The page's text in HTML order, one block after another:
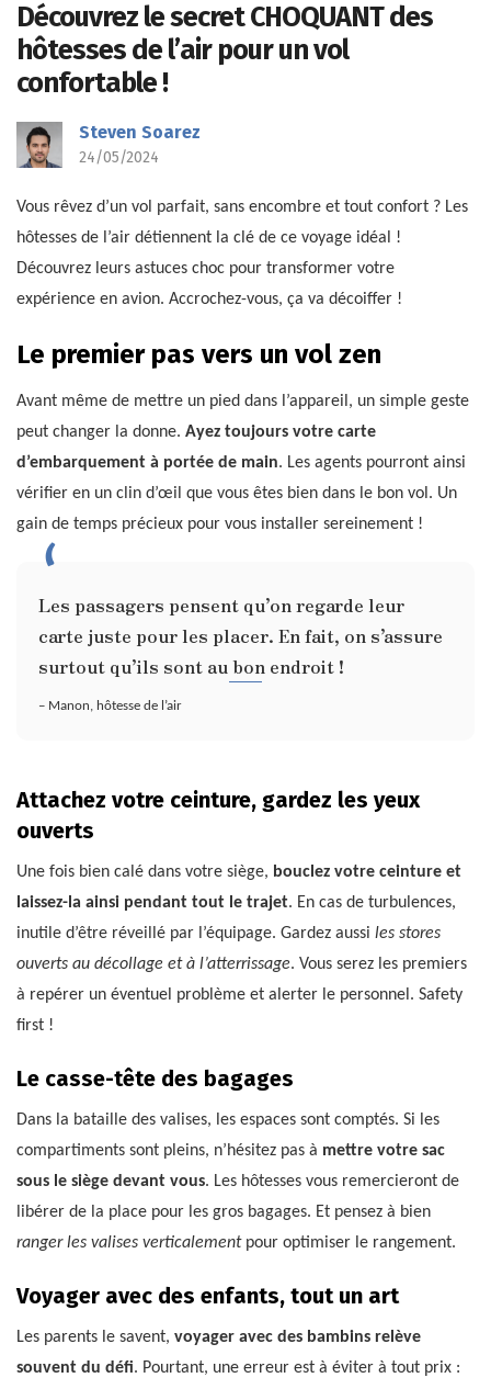
Découvrez le secret CHOQUANT des
hôtesses de l’air pour un vol
confortable !
Steven Soarez
24/05/2024
Vous rêvez d’un vol parfait, sans encombre et tout confort ? Les
hôtesses de l’air détiennent la clé de ce voyage idéal !
Découvrez leurs astuces choc pour transformer votre
expérience en avion. Accrochez-vous, ça va décoiffer !
Le premier pas vers un vol zen
Avant même de mettre un pied dans l’appareil, un simple geste
peut changer la donne. Ayez toujours votre carte
d’embarquement à portée de main. Les agents pourront ainsi
vérifier en un clin d’œil que vous êtes bien dans le bon vol. Un
gain de temps précieux pour vous installer sereinement !
Les passagers pensent qu’on regarde leur
carte juste pour les placer. En fait, on s’assure
surtout qu’ils sont au bon endroit !
– Manon, hôtesse de l’air
Attachez votre ceinture, gardez les yeux
ouverts
Une fois bien calé dans votre siège, bouclez votre ceinture et
laissez-la ainsi pendant tout le trajet. En cas de turbulences,
inutile d’être réveillé par l’équipage. Gardez aussi les stores
ouverts au décollage et à l’atterrissage. Vous serez les premiers
à repérer un éventuel problème et alerter le personnel. Safety
first !
Le casse-tête des bagages
Dans la bataille des valises, les espaces sont comptés. Si les
compartiments sont pleins, n’hésitez pas à mettre votre sac
sous le siège devant vous. Les hôtesses vous remercieront de
libérer de la place pour les gros bagages. Et pensez à bien
ranger les valises verticalementpour optimiser le rangement.
Voyager avec des enfants, tout un art
Les parents le savent, voyager avec des bambins relève
souvent du défi. Pourtant, une erreur est à éviter à tout prix :